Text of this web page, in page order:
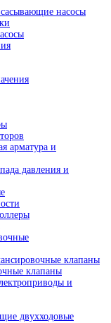
насосы
арматура и
давления и
клапаны
клапаны
и
двухходовые